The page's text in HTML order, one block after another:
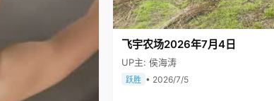
飞宇农场2026年7月4日
UP主: 侯海涛
跃胜 • 2026/7/5